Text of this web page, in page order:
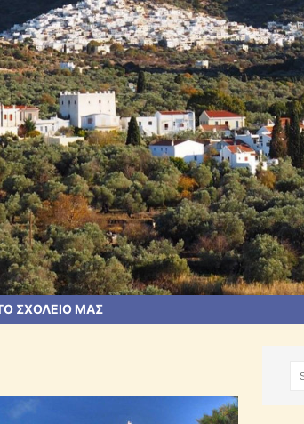
ΣΧΟΛΕΙΟ ΜΑΣ